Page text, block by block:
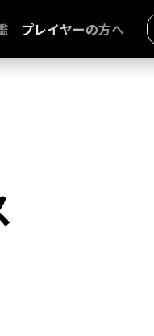
プレイヤーの方へ